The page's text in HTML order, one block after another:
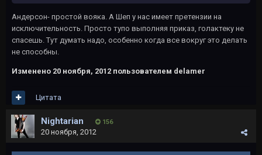
Андерсон- простой вояка. А Шеп у нас имеет претензии на
исключительность. Просто тупо выполняя приказ, голактеку не
спасешь. Тут думать надо, особенно когда все вокруг это делать
не способны.
Изменено 20 ноября, 2012 пользователем delamer
Цитата
Nightarian 156
20 ноября, 2012